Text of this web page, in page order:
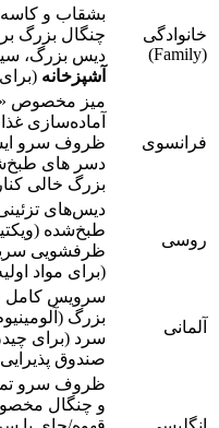
خانوادگی
(Family)
بشقاب و
چنگال بزرگ
دیس بزرگ،
آشپزخانه
فرانسوی
میز مخصوص
آماده‌سازی
ظروف سرو
دسر های
بزرگ خالی
روسی
دیس‌های
طبخ‌شده
ظرفشویی
(برای مواد
آلمانی
سرویس کامل
بزرگ
سرد (برای
صندوق پذیرایی
ظروف سرو
و چنگال